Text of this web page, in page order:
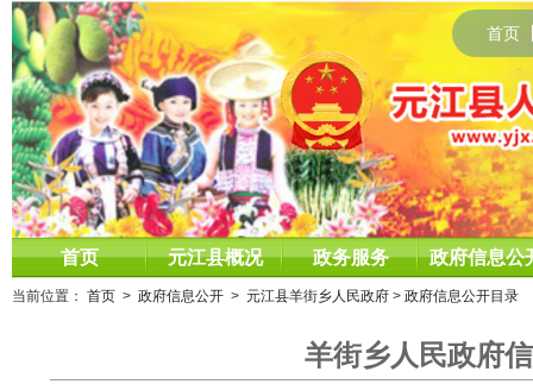
首页
首页 元江县概况 政务服务 政府信息公
当前位置： 首页 > 政府信息公开 > 元江县羊街乡人民政府 > 政府信息公开目录
羊街乡人民政府